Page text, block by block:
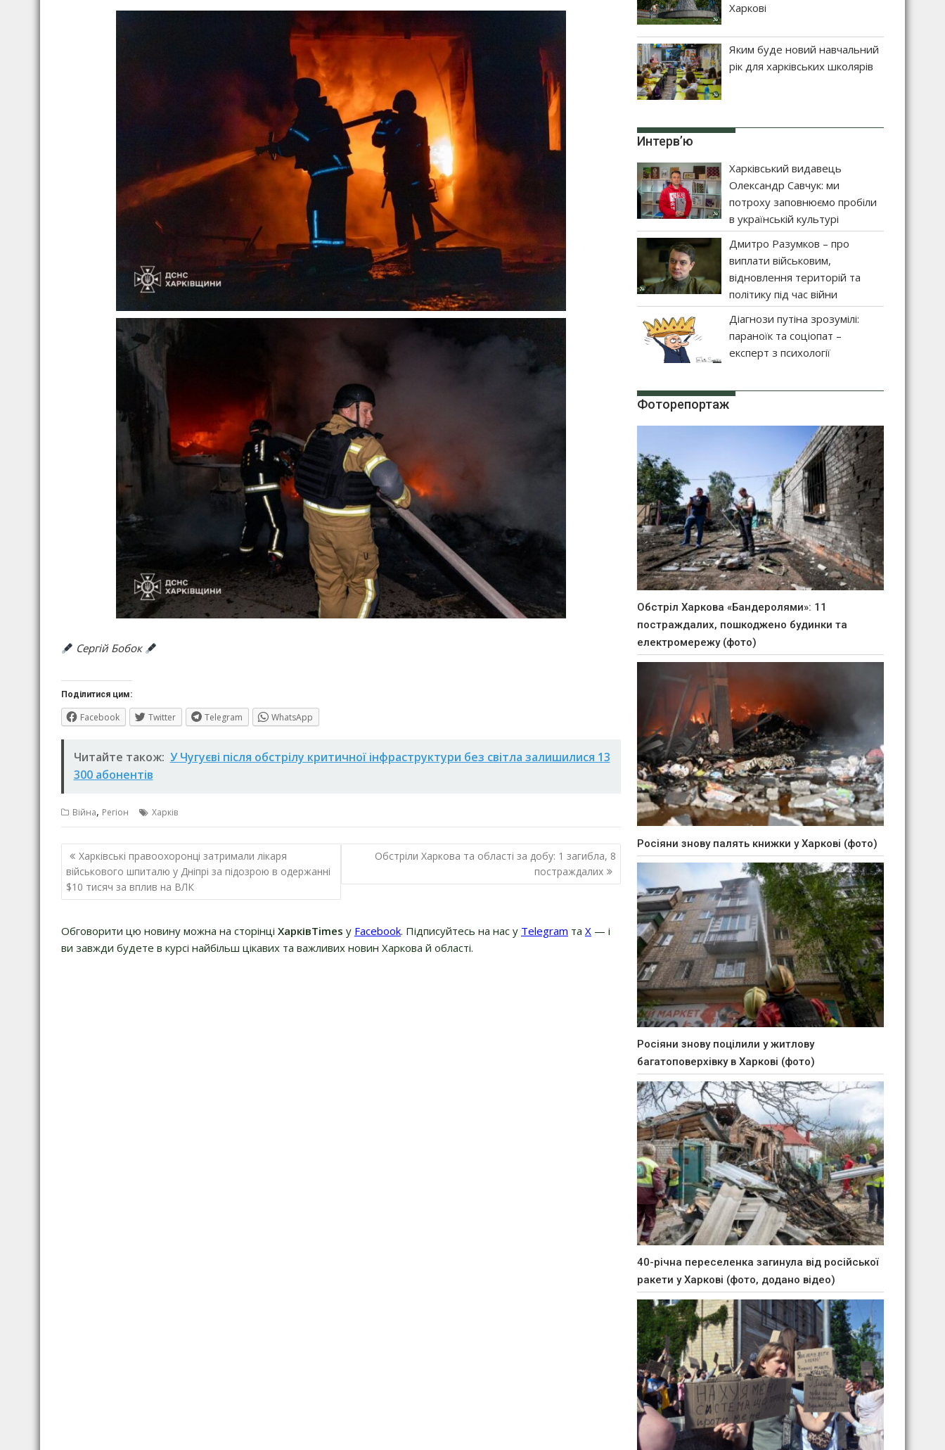
Сергій Бобок
Поділитися цим:
Facebook Twitter Telegram WhatsApp
Читайте також: У Чугуєві після обстрілу критичної інфраструктури без світла залишилися 13
300 абонентів
Війна, Регіон Харків
Навігація
записів
Харківські правоохоронці затримали лікаря
військового шпиталю у Дніпрі за підозрою в одержанні
$10 тисяч за вплив на ВЛК
Обстріли Харкова та області за добу: 1 загибла, 8
постраждалих
Обговорити цю новину можна на сторінці ХарківTimes у Facebook. Підписуйтесь на нас у Telegram та Х — і
ви завжди будете в курсі найбільш цікавих та важливих новин Харкова й області.
Харкові
Яким буде новий навчальний
рік для харківських школярів
Интерв’ю
Харківський видавець
Олександр Савчук: ми
потроху заповнюємо пробіли
в українській культурі
Дмитро Разумков – про
виплати військовим,
відновлення територій та
політику під час війни
Діагнози путіна зрозумілі:
параноїк та соціопат –
експерт з психології
Фоторепортаж
Обстріл Харкова «Бандеролями»: 11
постраждалих, пошкоджено будинки та
електромережу (фото)
Росіяни знову палять книжки у Харкові (фото)
Росіяни знову поцілили у житлову
багатоповерхівку в Харкові (фото)
40-річна переселенка загинула від російської
ракети у Харкові (фото, додано відео)